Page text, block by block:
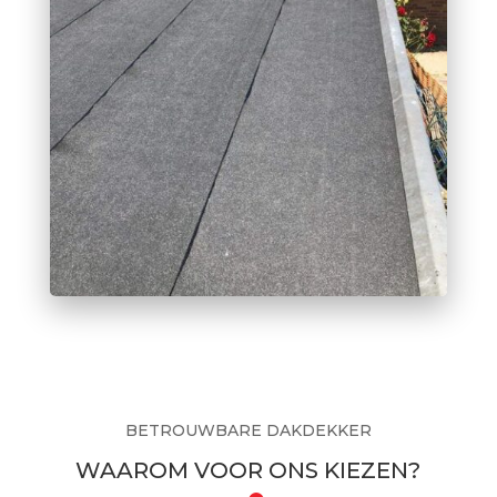
BETROUWBARE DAKDEKKER
WAAROM VOOR ONS KIEZEN?